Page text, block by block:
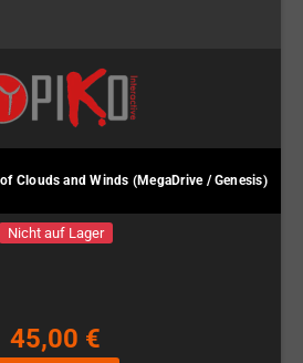
Clouds and Winds (MegaDrive / Genesis)
Nicht auf Lager
45,00 €